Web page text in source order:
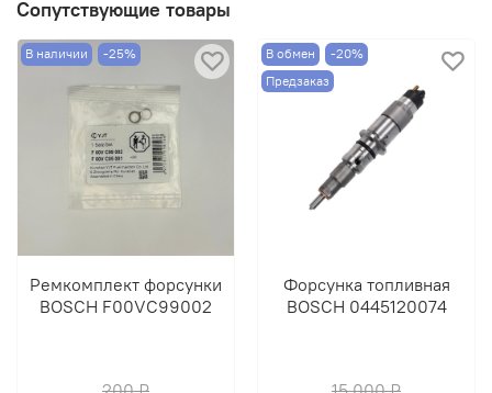
Сопутствующие товары
В наличии -25%
Ремкомплект форсунки
BOSCH F00VC99002
В обмен
-20%
Предзаказ
Форсунка топливная
BOSCH 0445120074